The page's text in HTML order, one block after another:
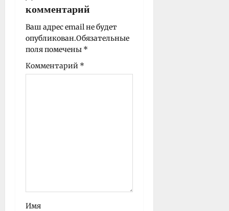
и
с
и
комментарий
Ваш адрес email не будет
опубликован.Обязательные
поля помечены *
Комментарий *
Имя